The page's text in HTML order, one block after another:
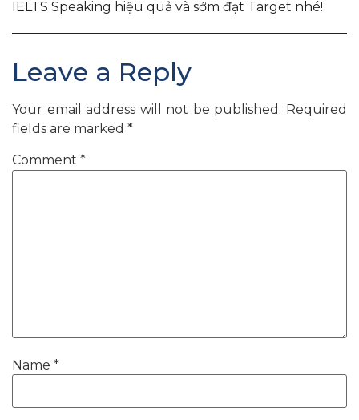
IELTS Speaking hiệu quả và sớm đạt Target nhé!
Leave a Reply
Your email address will not be published. Required
fields are marked *
Comment *
Name *